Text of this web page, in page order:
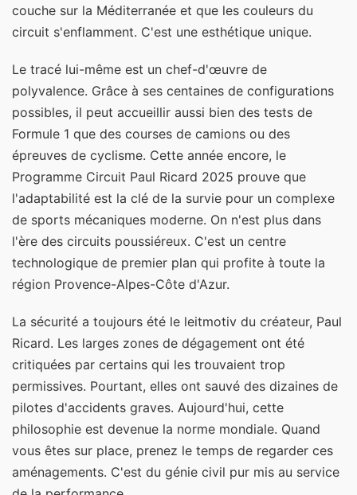
couche sur la Méditerranée et que les couleurs du
circuit s'enflamment. C'est une esthétique unique.
Le tracé lui-même est un chef-d'œuvre de
polyvalence. Grâce à ses centaines de configurations
possibles, il peut accueillir aussi bien des tests de
Formule 1 que des courses de camions ou des
épreuves de cyclisme. Cette année encore, le
Programme Circuit Paul Ricard 2025 prouve que
l'adaptabilité est la clé de la survie pour un complexe
de sports mécaniques moderne. On n'est plus dans
l'ère des circuits poussiéreux. C'est un centre
technologique de premier plan qui profite à toute la
région Provence-Alpes-Côte d'Azur.
La sécurité a toujours été le leitmotiv du créateur, Paul
Ricard. Les larges zones de dégagement ont été
critiquées par certains qui les trouvaient trop
permissives. Pourtant, elles ont sauvé des dizaines de
pilotes d'accidents graves. Aujourd'hui, cette
philosophie est devenue la norme mondiale. Quand
vous êtes sur place, prenez le temps de regarder ces
aménagements. C'est du génie civil pur mis au service